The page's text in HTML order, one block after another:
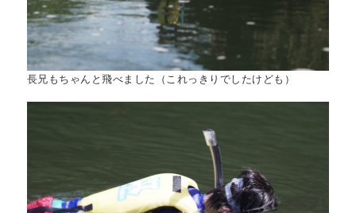
長兄もちゃんと飛べました（これっきりでしたけども）